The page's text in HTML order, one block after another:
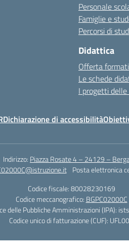
Personale
Famiglie e
Percorsi di
Didattica
Offerta
Le schede
I progetti delle
Dichiarazione di accessibilità
Indirizzo: Piazza Rosate 4 – 24129 –
Posta elettronica
Codice fiscale: 80028230169
Codice meccanografico: BGPC02000C
delle Pubbliche Amministrazioni (IPA):
Codice unico di fatturazione (CUF):